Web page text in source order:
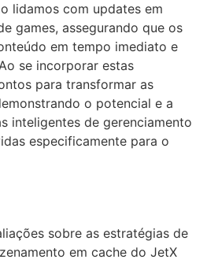
lidamos com updates em
games, assegurando que os
em tempo imediato e
se incorporar estas
para transformar as
o potencial e a
inteligentes de gerenciamento
especificamente para o
sobre as estratégias de
em cache do JetX